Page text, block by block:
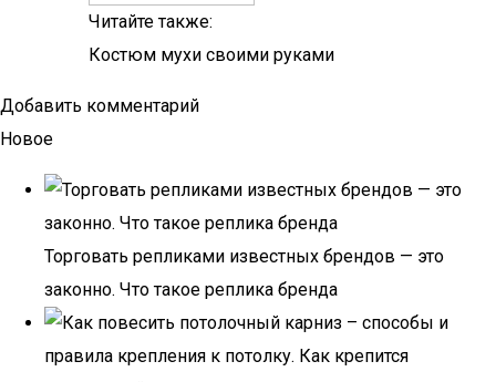
Читайте также:
Костюм мухи своими руками
Добавить комментарий
Новое
Торговать репликами известных брендов — это
законно. Что такое реплика бренда